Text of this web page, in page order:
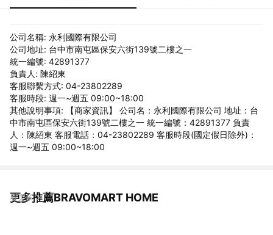
公司名稱: 永利國際有限公司
公司地址: 台中市南屯區保安六街139號二樓之一
統一編號: 42891377
負責人: 陳紹東
客服聯繫方式: 04-23802289
客服時段: 週一~週五 09:00~18:00
其他說明事項: 【商家資訊】 公司名：永利國際有限公司 地址：台
中市南屯區保安六街139號二樓之一 統一編號：42891377 負責
人：陳紹東 客服電話：04-23802289 客服時段(國定假日除外)：
週一~週五 09:00~18:00
更多推薦BRAVOMART HOME
看更多